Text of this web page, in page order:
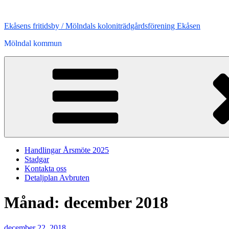
innehåll
Ekåsens fritidsby / Mölndals koloniträdgårdsförening Ekåsen
Mölndal kommun
Handlingar Årsmöte 2025
Stadgar
Kontakta oss
Detaljplan Avbruten
Månad: december 2018
Publicerat